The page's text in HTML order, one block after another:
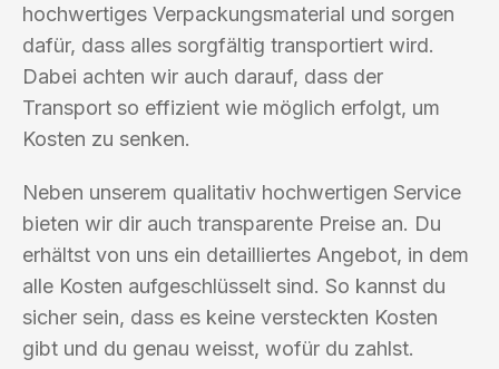
hochwertiges Verpackungsmaterial und sorgen
dafür, dass alles sorgfältig transportiert wird.
Dabei achten wir auch darauf, dass der
Transport so effizient wie möglich erfolgt, um
Kosten zu senken.
Neben unserem qualitativ hochwertigen Service
bieten wir dir auch transparente Preise an. Du
erhältst von uns ein detailliertes Angebot, in dem
alle Kosten aufgeschlüsselt sind. So kannst du
sicher sein, dass es keine versteckten Kosten
gibt und du genau weisst, wofür du zahlst.